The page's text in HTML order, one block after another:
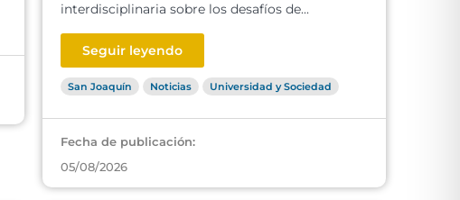
interdisciplinaria sobre los desafíos de...
Seguir leyendo
San Joaquín Noticias Universidad y Sociedad
Fecha de publicación:
05/08/2026